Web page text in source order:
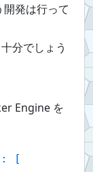
発は行って
分でしょう
Engine を
:
[